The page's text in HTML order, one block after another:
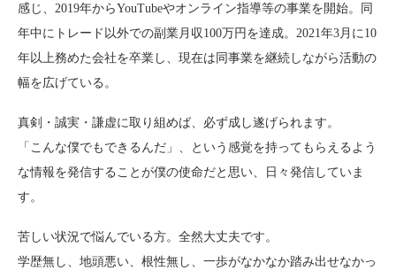
感じ、2019年からYouTubeやオンライン指導等の事業を開始。同
年中にトレード以外での副業月収100万円を達成。2021年3月に10
年以上務めた会社を卒業し、現在は同事業を継続しながら活動の
幅を広げている。
真剣・誠実・謙虚に取り組めば、必ず成し遂げられます。
「こんな僕でもできるんだ」、という感覚を持ってもらえるよう
な情報を発信することが僕の使命だと思い、日々発信していま
す。
苦しい状況で悩んでいる方。全然大丈夫です。
学歴無し、地頭悪い、根性無し、一歩がなかなか踏み出せなかっ